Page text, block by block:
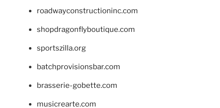
roadwayconstructioninc.com
shopdragonflyboutique.com
sportszilla.org
batchprovisionsbar.com
brasserie-gobette.com
musicrearte.com